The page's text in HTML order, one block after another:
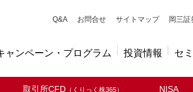
Q&Aキューアンドエー
お問合せ サイトマップ 岡三
ャンペーン・プログラム 投資情報 セ
取引所CFD（くりっく株365） NISA